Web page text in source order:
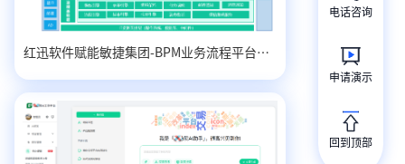
红迅软件赋能敏捷集团-BPM业务流程平台系统实践
电话咨询
申请演示
回到顶部